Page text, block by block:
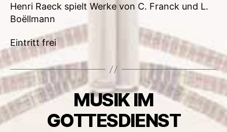
Henri Raeck spielt Werke von C. Franck und L.
Boëllmann
Eintritt frei
MUSIK IM
GOTTESDIENST